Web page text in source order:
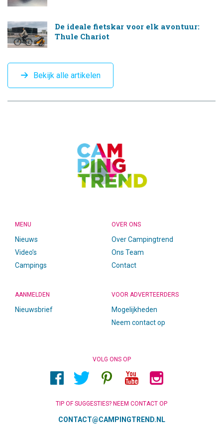
De ideale fietskar voor elk avontuur:
Thule Chariot
Bekijk alle artikelen
MENU
Nieuws
Video’s
Campings
OVER ONS
Over Campingtrend
Ons Team
Contact
AANMELDEN
Nieuwsbrief
VOOR ADVERTEERDERS
Mogelijkheden
Neem contact op
VOLG ONS OP
TIP OF SUGGESTIES? NEEM CONTACT OP
CONTACT@CAMPINGTREND.NL